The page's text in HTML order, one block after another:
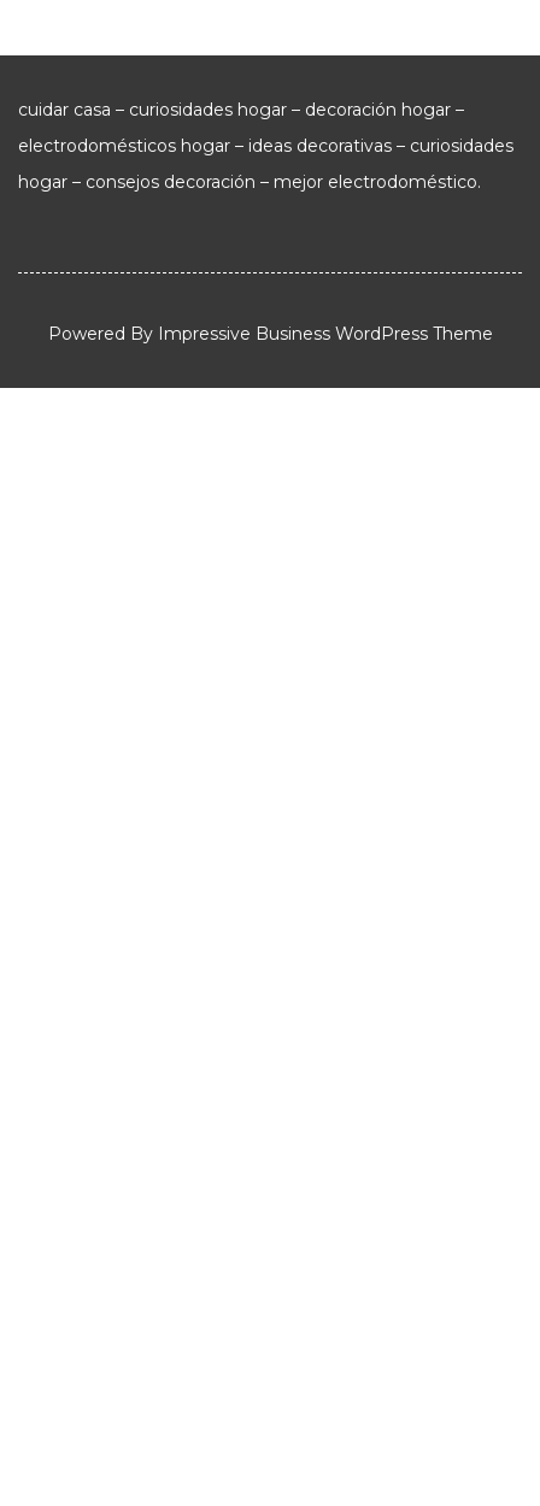
cuidar casa – curiosidades hogar – decoración hogar –
electrodomésticos hogar – ideas decorativas – curiosidades
hogar – consejos decoración – mejor electrodoméstico.
Powered By Impressive Business WordPress Theme